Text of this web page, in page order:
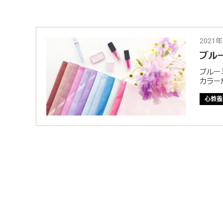
2021
ブル
ブルー
カラー
心教